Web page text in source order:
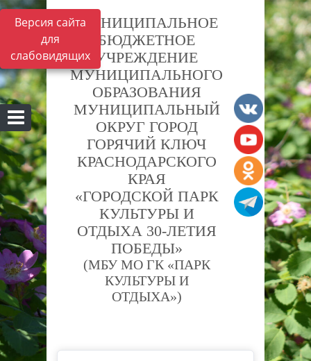
Версия сайта
для
слабовидящих
МУНИЦИПАЛЬНОЕ
БЮДЖЕТНОЕ
УЧРЕЖДЕНИЕ
МУНИЦИПАЛЬНОГО
ОБРАЗОВАНИЯ
МУНИЦИПАЛЬНЫЙ
ОКРУГ ГОРОД
ГОРЯЧИЙ КЛЮЧ
КРАСНОДАРСКОГО
КРАЯ
«ГОРОДСКОЙ ПАРК
КУЛЬТУРЫ И
ОТДЫХА 30-ЛЕТИЯ
ПОБЕДЫ»
(МБУ МО ГК «ПАРК
КУЛЬТУРЫ И
ОТДЫХА»)